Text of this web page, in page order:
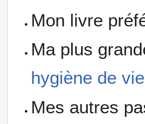
Mon livre
Ma plus
hygiène de vie
Mes autres